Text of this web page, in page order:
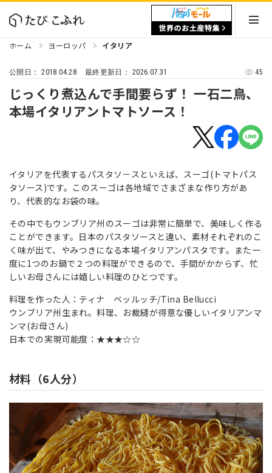
ホーム ヨーロッパ イタリア
公開日：2018.04.28 最終更新日： 2026.07.31 45
じっくり煮込んで手間要らず！ 一石二鳥、
本場イタリアントマトソース！
イタリアを代表するパスタソ－スといえば、スーゴ(トマトパス
タソース)です。このスーゴは各地域でさまざまな作り方があ
り、代表的なお袋の味。
その中でもウンブリア州のスーゴは非常に簡単で、美味しく作る
ことができます。日本のパスタソースと違い、素材それぞれのこ
く味が出て、やみつきになる本場イタリアンパスタです。また一
度に1つのお鍋で２つの料理ができるので、手間がかからず、忙
しいお母さんには嬉しい料理のひとつです。
料理を作った人：ティナ ベッルッチ/Tina Bellucci
ウンブリア州生まれ。料理、お裁縫が得意な優しいイタリアンマ
ンマ(お母さん)
日本での実現可能度：★★★☆☆
材料（6人分）